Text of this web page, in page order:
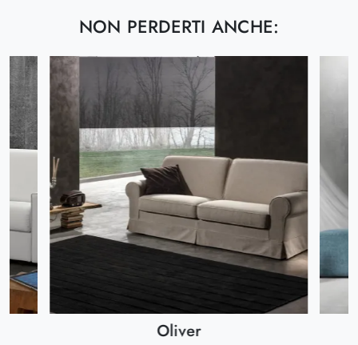
NON PERDERTI ANCHE:
Oliver